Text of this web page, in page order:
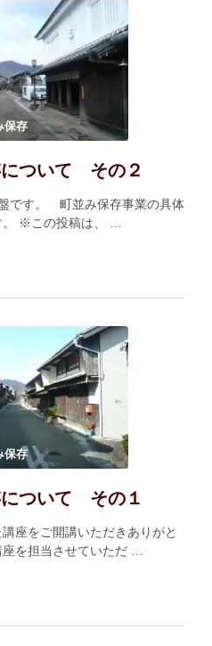
保存
について その２
です。 町並み保存事業の具体
。 ※この投稿は、 …
保存
について その１
座をご開講いただきありがと
を担当させていただ …